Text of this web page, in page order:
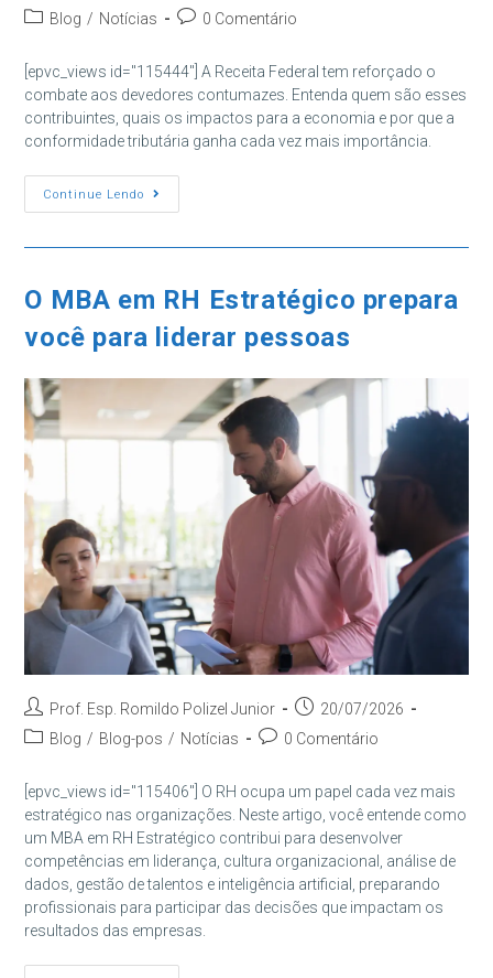
do
publicado:
Categoria
post:
Blog / Notícias
Comentários
post:
0 Comentário
[epvc_views id="115444"] A Receita Federal tem reforçado o
combate aos devedores contumazes. Entenda quem são esses
contribuintes, quais os impactos para a economia e por que a
conformidade tributária ganha cada vez mais importância.
Continue Lendo
Devedores
Contumazes:
Receita
O MBA em RH Estratégico prepara
você para liderar pessoas
Autor
do
Prof. Esp. Romildo Polizel Junior
Post
publicado:
20/07/2026
Categoria
post:
Blog / Blog-pos / Notícias
Comentários
0 Comentário
[epvc_views id="115406"] O RH ocupa um papel cada vez mais
estratégico nas organizações. Neste artigo, você entende como
um MBA em RH Estratégico contribui para desenvolver
competências em liderança, cultura organizacional, análise de
dados, gestão de talentos e inteligência artificial, preparando
profissionais para participar das decisões que impactam os
resultados das empresas.